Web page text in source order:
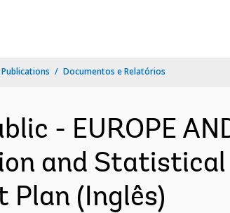
Documentos e Relatórios
- EUROPE
and
Plan (Inglês)